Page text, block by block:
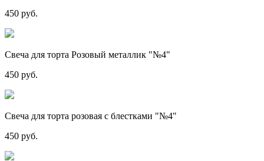
450 руб.
Свеча для торта Розовый металлик "№4"
450 руб.
Свеча для торта розовая с блестками "№4"
450 руб.